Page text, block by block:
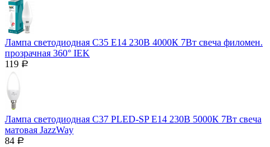
Лампа светодиодная C35 Е14 230В 4000К 7Вт свеча филомен.
прозрачная 360° IEK
119 Р
Лампа светодиодная C37 PLED-SP Е14 230В 5000К 7Вт свеча
матовая JazzWay
84 Р